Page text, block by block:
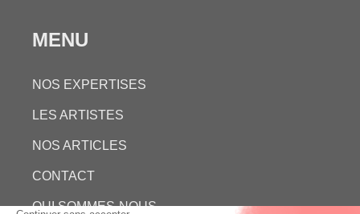
MENU
NOS EXPERTISES
LES ARTISTES
NOS ARTICLES
CONTACT
QUI SOMMES-NOUS